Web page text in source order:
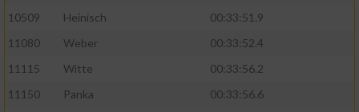
10509
Heinisch
00:33:51.9
11080
Weber
00:33:52.4
11115
Witte
00:33:56.2
11150
Panka
00:33:56.6